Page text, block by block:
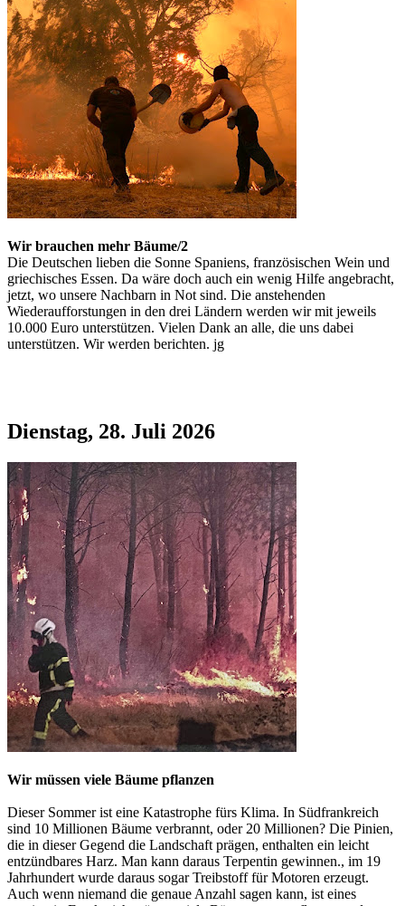
Wir brauchen mehr Bäume/2
Die Deutschen lieben die Sonne Spaniens, französischen Wein und
griechisches Essen. Da wäre doch auch ein wenig Hilfe angebracht,
jetzt, wo unsere Nachbarn in Not sind. Die anstehenden
Wiederaufforstungen in den drei Ländern werden wir mit jeweils
10.000 Euro unterstützen. Vielen Dank an alle, die uns dabei
unterstützen. Wir werden berichten. jg
Dienstag, 28. Juli 2026
Wir müssen viele Bäume pflanzen
Dieser Sommer ist eine Katastrophe fürs Klima. In Südfrankreich
sind 10 Millionen Bäume verbrannt, oder 20 Millionen? Die Pinien,
die in dieser Gegend die Landschaft prägen, enthalten ein leicht
entzündbares Harz. Man kann daraus Terpentin gewinnen., im 19
Jahrhundert wurde daraus sogar Treibstoff für Motoren erzeugt.
Auch wenn niemand die genaue Anzahl sagen kann, ist eines